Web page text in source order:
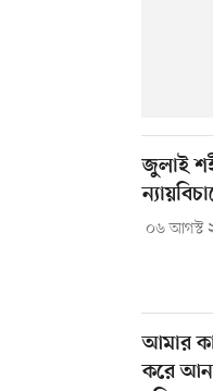
জুলাই
০৬ আগস্ট
আমার
করে